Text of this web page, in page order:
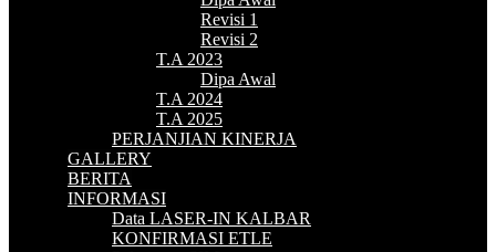
Revisi 1
Revisi 2
T.A 2023
Dipa Awal
T.A 2024
T.A 2025
PERJANJIAN KINERJA
GALLERY
BERITA
INFORMASI
Data LASER-IN KALBAR
KONFIRMASI ETLE